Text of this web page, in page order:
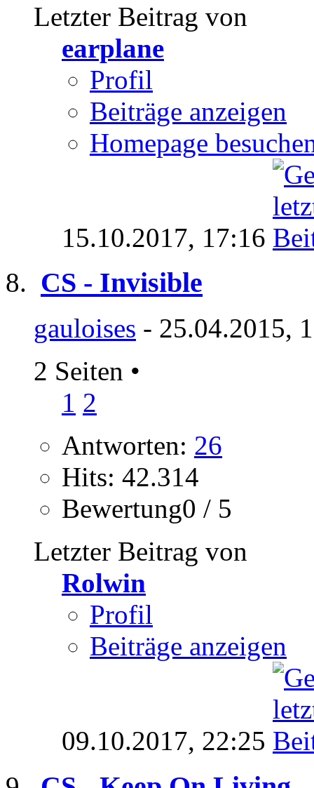
Letzter Beitrag von
earplane
Profil
Beiträge anzeigen
Homepage
15.10.2017, 17:16
CS - Invisible
gauloises - 25.04.2015,
2 Seiten •
1 2
Antworten: 26
Hits: 42.314
Bewertung0 / 5
Letzter Beitrag von
Rolwin
Profil
Beiträge anzeigen
09.10.2017, 22:25